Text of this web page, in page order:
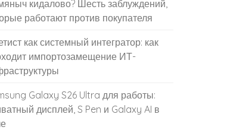
кидалово? Шесть заблуждений,
работают против покупателя
как системный интегратор: как
импортозамещение ИТ-
Galaxy S26 Ultra для работы:
дисплей, S Pen и Galaxy AI в